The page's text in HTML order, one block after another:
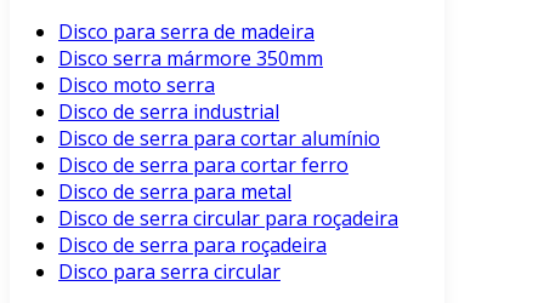
Disco para serra de madeira
Disco serra mármore 350mm
Disco moto serra
Disco de serra industrial
Disco de serra para cortar alumínio
Disco de serra para cortar ferro
Disco de serra para metal
Disco de serra circular para roçadeira
Disco de serra para roçadeira
Disco para serra circular